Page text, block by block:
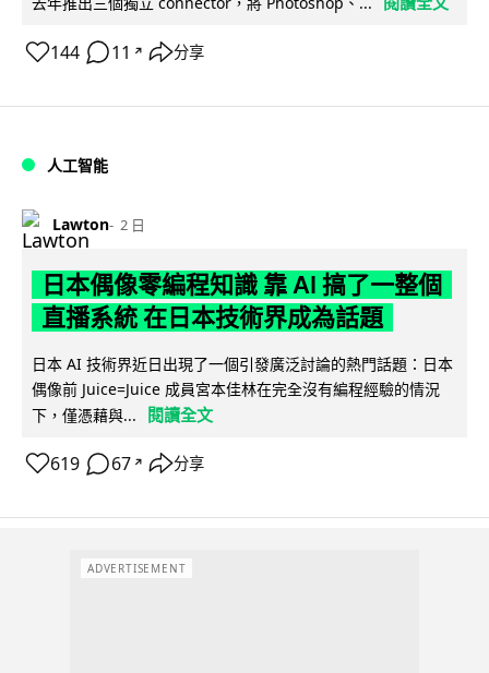
144 11 ↗ 分享
人工智能
Lawton 2 日
日本偶像零編程知識 靠 AI 搞了一整個
直播系統 在日本技術界成為話題
日本 AI 技術界近日出現了一個引發廣泛討論的熱門話題：日本
偶像前 Juice=Juice 成員宮本佳林在完全沒有編程經驗的情況
下，僅憑藉與...
閱讀全文
619 67 ↗ 分享
ADVERTISEMENT